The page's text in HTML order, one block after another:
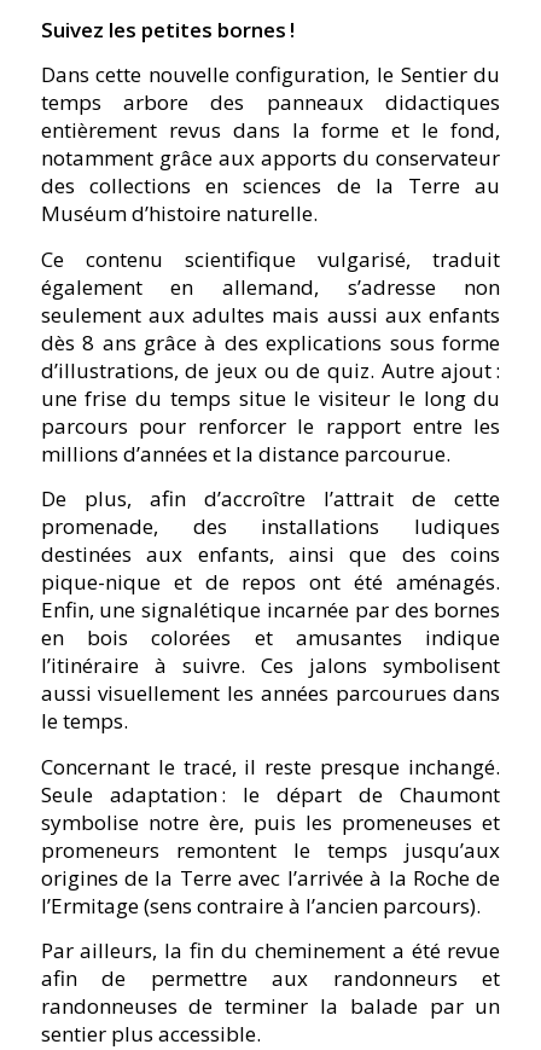
Suivez les petites bornes !
Dans cette nouvelle configuration, le Sentier du
temps arbore des panneaux didactiques
entièrement revus dans la forme et le fond,
notamment grâce aux apports du conservateur
des collections en sciences de la Terre au
Muséum d’histoire naturelle.
Ce contenu scientifique vulgarisé, traduit
également en allemand, s’adresse non
seulement aux adultes mais aussi aux enfants
dès 8 ans grâce à des explications sous forme
d’illustrations, de jeux ou de quiz. Autre ajout :
une frise du temps situe le visiteur le long du
parcours pour renforcer le rapport entre les
millions d’années et la distance parcourue.
De plus, afin d’accroître l’attrait de cette
promenade, des installations ludiques
destinées aux enfants, ainsi que des coins
pique-nique et de repos ont été aménagés.
Enfin, une signalétique incarnée par des bornes
en bois colorées et amusantes indique
l’itinéraire à suivre. Ces jalons symbolisent
aussi visuellement les années parcourues dans
le temps.
Concernant le tracé, il reste presque inchangé.
Seule adaptation : le départ de Chaumont
symbolise notre ère, puis les promeneuses et
promeneurs remontent le temps jusqu’aux
origines de la Terre avec l’arrivée à la Roche de
l’Ermitage (sens contraire à l’ancien parcours).
Par ailleurs, la fin du cheminement a été revue
afin de permettre aux randonneurs et
randonneuses de terminer la balade par un
sentier plus accessible.